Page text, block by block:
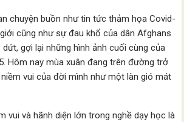
chuyện buồn như tin tức thảm họa Covid-
cũng như sự đau khổ của dân Afghans
gợi lại những hình ảnh cuối cùng của
Hôm nay mùa xuân đang trên đường trở
vui của đời mình như một làn gió mát
vui và hãnh diện lớn trong nghề dạy học là